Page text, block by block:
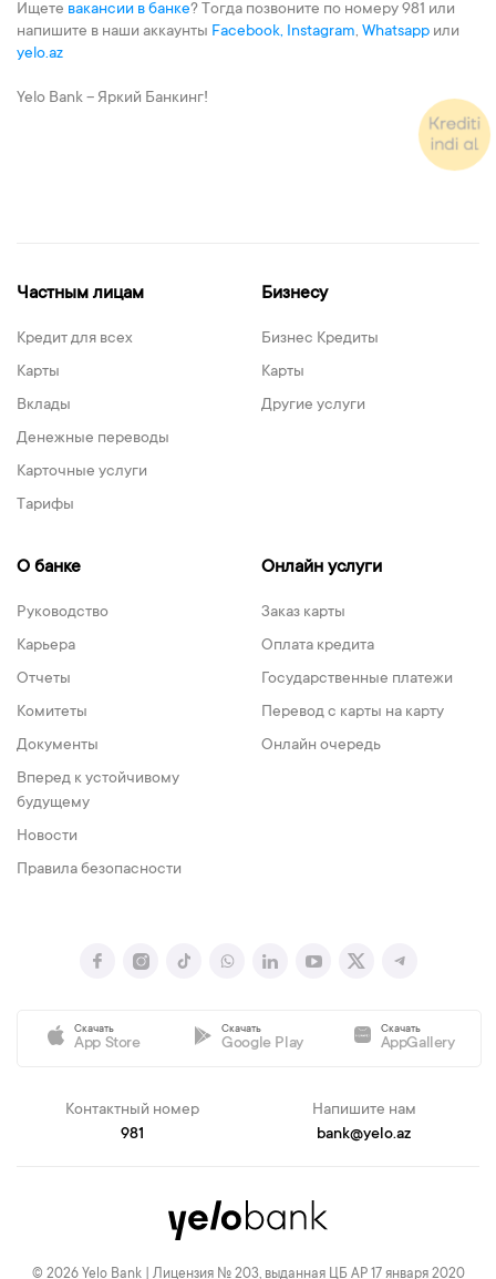
Ищете вакансии в банке? Тогда позвоните по номеру 981 или
напишите в наши аккаунты Facebook, Instagram, Whatsapp или
yelo.az
Yelo Bank – Яркий Банкинг!
Частным лицам
Кредит для всех
Карты
Вклады
Денежные переводы
Карточные услуги
Тарифы
Бизнесу
Бизнес Кредиты
Карты
Другие услуги
О банке
Руководство
Карьера
Отчеты
Комитеты
Документы
Вперед к устойчивому
будущему
Новости
Правила безопасности
Онлайн услуги
Заказ карты
Оплата кредита
Государственные платежи
Перевод с карты на карту
Онлайн очередь
Скачать
App Store
Скачать
Google Play
Скачать
AppGallery
Контактный номер
981
Напишите нам
bank@yelo.az
© 2026 Yelo Bank | Лицензия № 203, выданная ЦБ АР 17 января 2020